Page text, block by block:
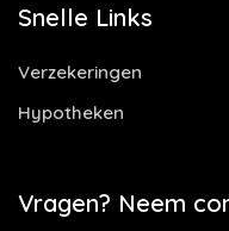
Snelle Links
Verzekeringen
Hypotheken
Vragen? Neem